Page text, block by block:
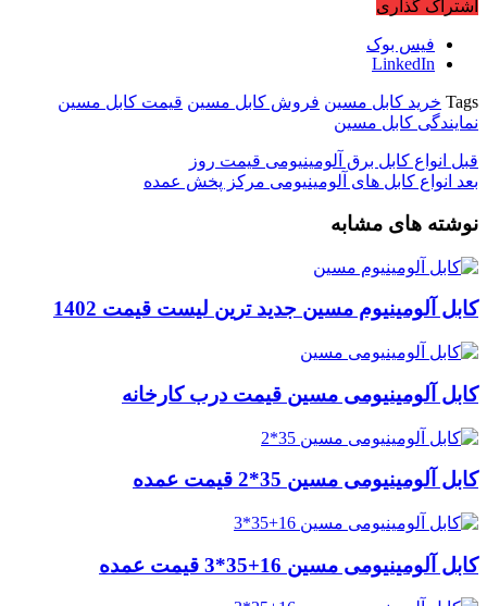
اشتراک گذاری
فیس بوک
LinkedIn
Tags خرید کابل مسین فروش کابل مسین قیمت کابل مسین
نمایندگی کابل مسین
قبل انواع کابل برق آلومینیومی قیمت روز
بعد انواع کابل های آلومینیومی مرکز پخش عمده
نوشته های مشابه
کابل آلومینیوم مسین جدید ترین لیست قیمت 1402
کابل آلومینیومی مسین قیمت درب کارخانه
کابل آلومینیومی مسین 35*2 قیمت عمده
کابل آلومینیومی مسین 16+35*3 قیمت عمده